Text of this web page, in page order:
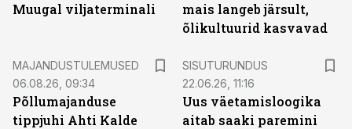
Muugal viljaterminali
mais langeb järsult,
õlikultuurid kasvavad
MAJANDUSTULEMUSED
06.08.26, 09:34
Põllumajanduse
tippjuhi Ahti Kalde
SISUTURUNDUS
22.06.26, 11:16
Uus väetamisloogika
aitab saaki paremini